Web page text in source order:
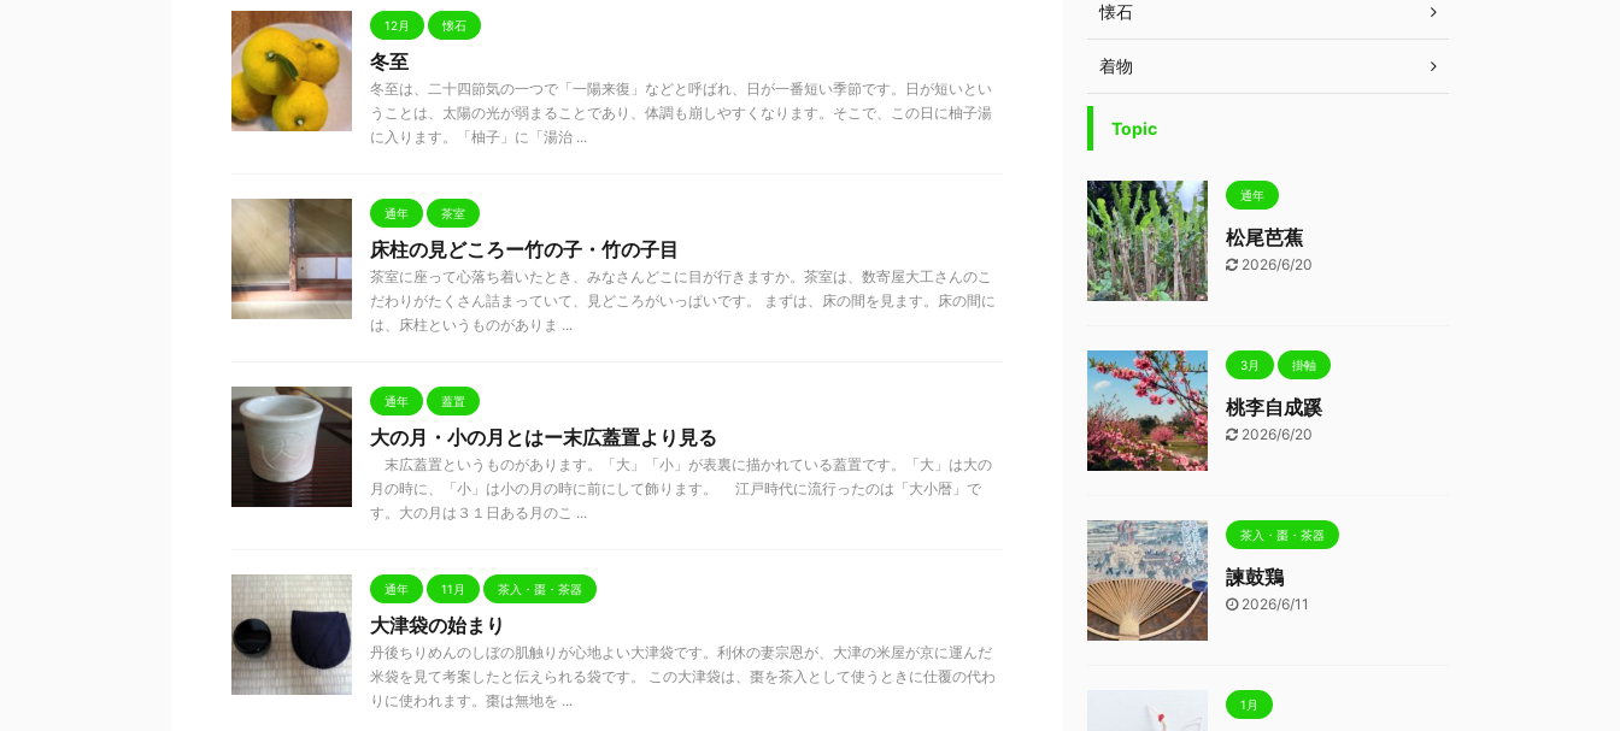
12月 懐石
冬至
冬至は、二十四節気の一つで「一陽来復」などと呼ばれ、日が一番短い季節です。日が短いとい
うことは、太陽の光が弱まることであり、体調も崩しやすくなります。そこで、この日に柚子湯
に入ります。「柚子」に「湯治 ...
通年 茶室
床柱の見どころー竹の子・竹の子目
茶室に座って心落ち着いたとき、みなさんどこに目が行きますか。茶室は、数寄屋大工さんのこ
だわりがたくさん詰まっていて、見どころがいっぱいです。 まずは、床の間を見ます。床の間に
は、床柱というものがありま ...
通年 蓋置
大の月・小の月とはー末広蓋置より見る
末広蓋置というものがあります。「大」「小」が表裏に描かれている蓋置です。「大」は大の
月の時に、「小」は小の月の時に前にして飾ります。 江戸時代に流行ったのは「大小暦」で
す。大の月は３１日ある月のこ ...
通年 11月 茶入・棗・茶器
大津袋の始まり
丹後ちりめんのしぼの肌触りが心地よい大津袋です。利休の妻宗恩が、大津の米屋が京に運んだ
米袋を見て考案したと伝えられる袋です。 この大津袋は、棗を茶入として使うときに仕覆の代わ
りに使われます。棗は無地を ...
懐石
着物
Topic
通年
松尾芭蕉
2026/6/20
3月 掛軸
桃李自成蹊
2026/6/20
茶入・棗・茶器
諫鼓鶏
2026/6/11
1月